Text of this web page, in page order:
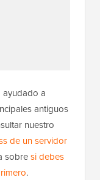
ayudado a
antiguos
nuestro
de un servidor
sobresi debes
.